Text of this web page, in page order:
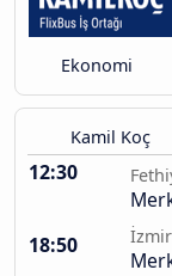
Ekonomi
Kamil Koç
12:30
18:50
İzmir